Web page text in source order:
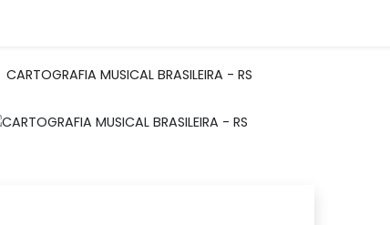
CARTOGRAFIA MUSICAL BRASILEIRA - RS